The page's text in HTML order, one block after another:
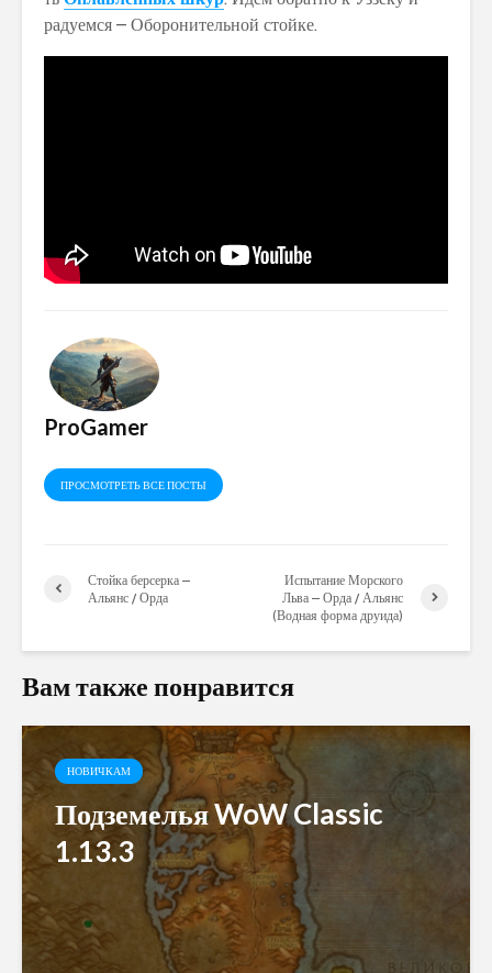
радуемся – Оборонительной стойке.
ProGamer
ПРОСМОТРЕТЬ ВСЕ ПОСТЫ
Стойка берсерка –
Альянс / Орда
Испытание Морского
Льва – Орда / Альянс
(Водная форма друида)
Вам также понравится
НОВИЧКАМ
Подземелья WoW Classic
1.13.3